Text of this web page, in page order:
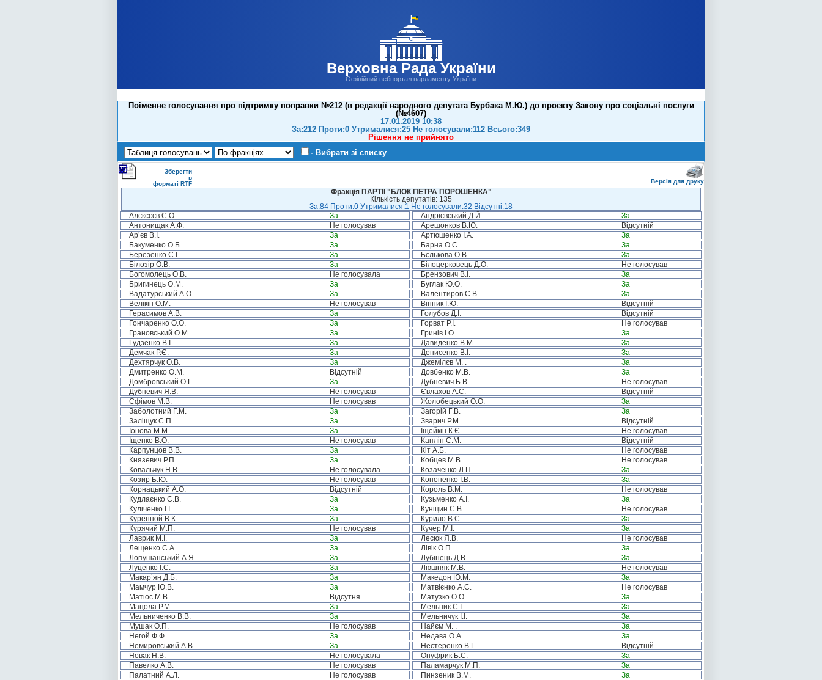
Верховна Рада України
Офіційний вебпортал парламенту України
Поіменне голосування про підтримку поправки №212 (в редакції народного депутата Бурбака М.Ю.) до проекту Закону про соціальні послуги
(№4607)
17.01.2019 10:38
За:212 Проти:0 Утрималися:25 Не голосували:112 Всього:349
Рішення не прийнято
- Вибрати зі списку
Зберегти
в
форматі RTF
Версія для друку
Фракція ПАРТІЇ "БЛОК ПЕТРА ПОРОШЕНКА"
Кількість депутатів: 135
За:84 Проти:0 Утрималися:1 Не голосували:32 Відсутні:18
Алєксєєв С.О.
За Андрієвський Д.Й.
За
Антонищак А.Ф.
Не голосував Арешонков В.Ю.
Відсутній
Ар’єв В.І.
За Артюшенко І.А.
За
Бакуменко О.Б.
За Барна О.С.
За
Березенко С.І.
За Бєлькова О.В.
За
Білозір О.В.
За Білоцерковець Д.О.
Не голосував
Богомолець О.В.
Не голосувала Брензович В.І.
За
Бригинець О.М.
За Буглак Ю.О.
За
Вадатурський А.О.
За Валентиров С.В.
За
Велікін О.М.
Не голосував Вінник І.Ю.
Відсутній
Герасимов А.В.
За Голубов Д.І.
Відсутній
Гончаренко О.О.
За Горват Р.І.
Не голосував
Грановський О.М.
За Гринів І.О.
За
Гудзенко В.І.
За Давиденко В.М.
За
Демчак Р.Є.
За Денисенко В.І.
За
Дехтярчук О.В.
За Джемілєв М. .
За
Дмитренко О.М.
Відсутній Довбенко М.В.
За
Домбровський О.Г.
За Дубневич Б.В.
Не голосував
Дубневич Я.В.
Не голосував Євлахов А.С.
Відсутній
Єфімов М.В.
Не голосував Жолобецький О.О.
За
Заболотний Г.М.
За Загорій Г.В.
За
Заліщук С.П.
За Зварич Р.М.
Відсутній
Іонова М.М.
За Іщейкін К.Є.
Не голосував
Іщенко В.О.
Не голосував Каплін С.М.
Відсутній
Карпунцов В.В.
За Кіт А.Б.
Не голосував
Князевич Р.П.
За Кобцев М.В.
Не голосував
Ковальчук Н.В.
Не голосувала Козаченко Л.П.
За
Козир Б.Ю.
Не голосував Кононенко І.В.
За
Корнацький А.О.
Відсутній Король В.М.
Не голосував
Кудлаєнко С.В.
За Кузьменко А.І.
За
Куліченко І.І.
За Куніцин С.В.
Не голосував
Куренной В.К.
За Курило В.С.
За
Курячий М.П.
Не голосував Кучер М.І.
За
Лаврик М.І.
За Лесюк Я.В.
Не голосував
Лещенко С.А.
За Лівік О.П.
За
Лопушанський А.Я.
За Лубінець Д.В.
За
Луценко І.С.
За Люшняк М.В.
Не голосував
Макар’ян Д.Б.
За Македон Ю.М.
За
Мамчур Ю.В.
За Матвієнко А.С.
Не голосував
Матіос М.В.
Відсутня Матузко О.О.
За
Мацола Р.М.
За Мельник С.І.
За
Мельниченко В.В.
За Мельничук І.І.
За
Мушак О.П.
Не голосував Найєм М. .
За
Негой Ф.Ф.
За Недава О.А.
За
Немировський А.В.
За Нестеренко В.Г.
Відсутній
Новак Н.В.
Не голосувала Онуфрик Б.С.
За
Павелко А.В.
Не голосував Паламарчук М.П.
За
Палатний А.Л.
Не голосував Пинзеник В.М.
За